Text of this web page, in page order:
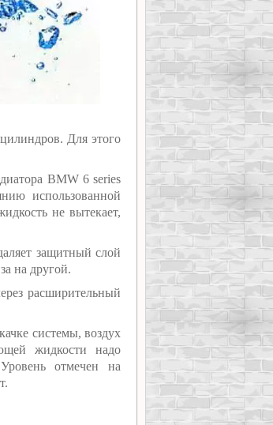
Для этого
BMW 6 series
использованной
не вытекает,
защитный слой
на другой.
расширительный
системы, воздух
жидкости надо
отмечен на